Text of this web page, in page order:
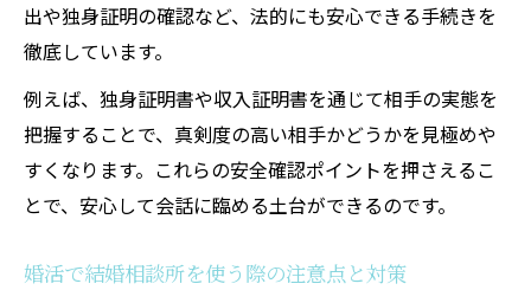
出や独身証明の確認など、法的にも安心できる手続きを
徹底しています。
例えば、独身証明書や収入証明書を通じて相手の実態を
把握することで、真剣度の高い相手かどうかを見極めや
すくなります。これらの安全確認ポイントを押さえるこ
とで、安心して会話に臨める土台ができるのです。
婚活で結婚相談所を使う際の注意点と対策